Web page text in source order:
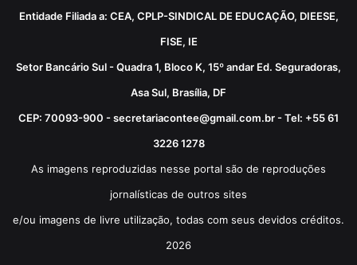
Entidade Filiada a: CEA, CPLP-SINDICAL DE EDUCAÇÃO, DIEESE,
FISE, IE
Setor Bancário Sul - Quadra 1, Bloco K, 15º andar Ed. Seguradoras,
Asa Sul, Brasília, DF
CEP: 70093-900 - secretariacontee@gmail.com.br - Tel: +55 61
3226 1278
As imagens reproduzidas nesse portal são de reproduções
jornalísticas de outros sites
e/ou imagens de livre utilização, todas com seus devidos créditos.
2026